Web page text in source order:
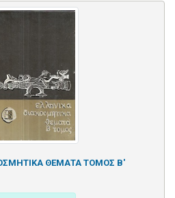
ΘΕΜΑΤΑ ΤΟΜΟΣ Β'